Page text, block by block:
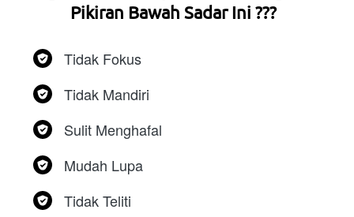
Pikiran Bawah Sadar Ini ???
Tidak Fokus
Tidak Mandiri
Sulit Menghafal
Mudah Lupa
Tidak Teliti